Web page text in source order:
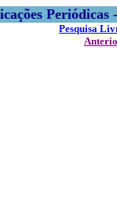
Pesquisa